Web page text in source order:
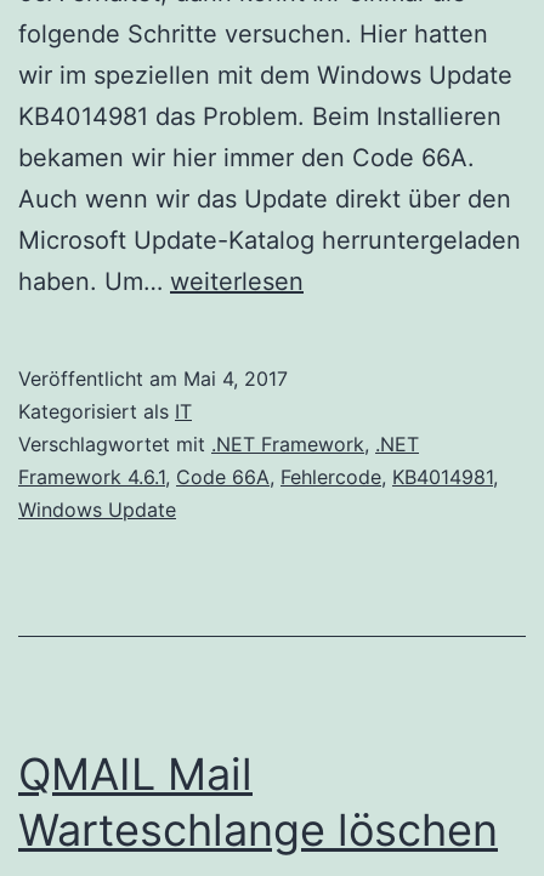
folgende Schritte versuchen. Hier hatten
wir im speziellen mit dem Windows Update
KB4014981 das Problem. Beim Installieren
bekamen wir hier immer den Code 66A.
Auch wenn wir das Update direkt über den
Microsoft Update-Katalog herruntergeladen
haben. Um… .NET
Code
66A
weiterlesen
Veröffentlicht am Mai 4, 2017
Kategorisiert als IT
Verschlagwortet mit .NET Framework, .NET
Framework 4.6.1, Code 66A, Fehlercode, KB4014981,
Windows Update
QMAIL Mail
Warteschlange löschen